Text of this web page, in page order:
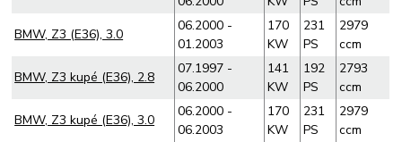
BMW, Z3 (E36), 3.0
06.2000 -
01.2003
170
KW
231
PS
2979
ccm
BMW, Z3 kupé (E36), 2.8
07.1997 -
06.2000
141
KW
192
PS
2793
ccm
BMW, Z3 kupé (E36), 3.0
06.2000 -
06.2003
170
KW
231
PS
2979
ccm